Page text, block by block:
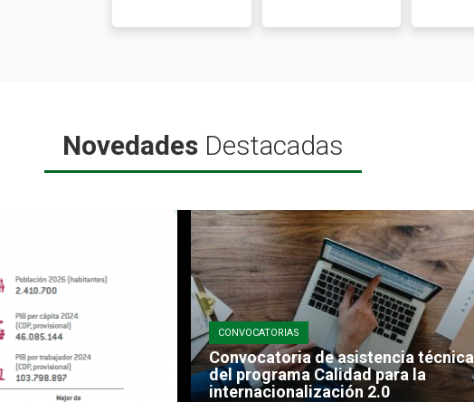
NovedadesDestacadas
CONVOCATORIAS
Convocatoria de asistencia técnica
del programa Calidad para la
internacionalización 2.0